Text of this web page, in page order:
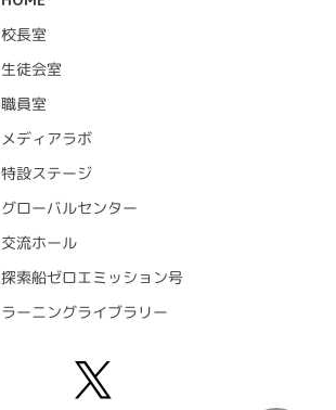
校長室
生徒会室
職員室
メディアラボ
特設ステージ
グローバルセンター
交流ホール
探索船ゼロエミッション号
ラーニングライブラリー